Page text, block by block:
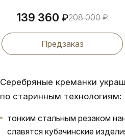
139 360 ₽208 000₽
Предзаказ
Серебряные креманки
по старинным технологиям:
тонким стальным резаком
славятся кубачинские